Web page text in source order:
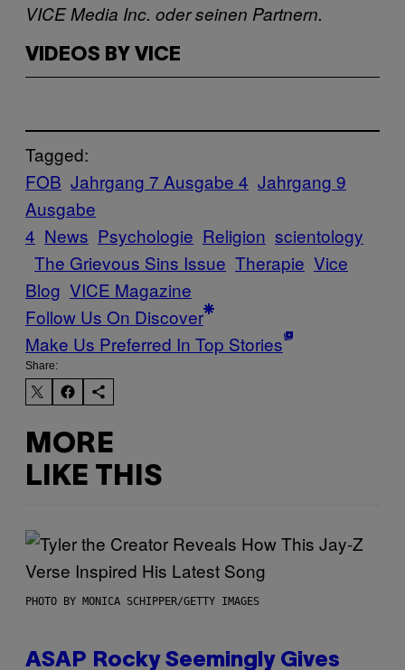
VICE Media Inc. oder seinen Partnern.
VIDEOS BY VICE
Tagged:
FOB Jahrgang 7 Ausgabe 4 Jahrgang 9
Ausgabe
4 News Psychologie Religion scientology
The Grievous Sins Issue Therapie Vice
Blog VICE Magazine
Follow Us On Discover
Make Us Preferred In Top Stories
Share:
MORE
LIKE THIS
PHOTO BY MONICA SCHIPPER/GETTY IMAGES
ASAP Rocky Seemingly Gives